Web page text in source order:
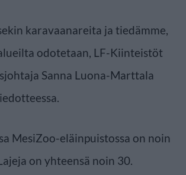
karavaanareita ja tiedämme,
odotetaan, LF-Kiinteistöt
Sanna Luona-Marttala
MesiZoo-eläinpuistossa on noin
on yhteensä noin 30.